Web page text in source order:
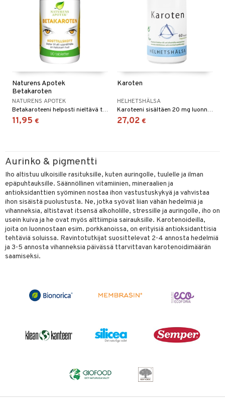
Naturens Apotek
Betakaroten
NATURENS APOTEK
Betakaroteeni helposti nieltävä tablettina sisältäen 25 mg betakaroteenia.
11,95 €
Karoten
HELHETSHÄLSA
Karoteeni sisältäen 20 mg luonnollista betakaroteenia Dunaliella salina levästä. Kasviperäinen kapseli on valmistettu selluloosasta.
27,02 €
Aurinko & pigmentti
Iho altistuu ulkoisille rasituksille, kuten auringolle, tuulelle ja ilman
epäpuhtauksille. Säännöllinen vitamiinien, mineraalien ja
antioksidanttien syöminen nostaa ihon vastustuskykyä ja vahvistaa
ihon sisäistä puolustusta. Ne, jotka syövät liian vähän hedelmiä ja
vihanneksia, altistavat itsensä alkoholille, stressille ja auringolle, iho on
usein kuiva ja he ovat myös alttiimpia sairauksille. Karotenoideilla,
joita on luonnostaan esim. porkkanoissa, on erityisiä antioksidanttisia
tehtäviä soluissa. Ravintotutkijat suosittelevat 2-4 annosta hedelmiä
ja 3-5 annosta vihanneksia päivässä ttarvittavan karotenoidimäärän
saamiseksi.